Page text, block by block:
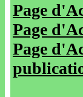
Page
Page
Page